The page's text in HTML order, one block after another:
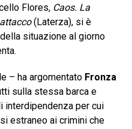
Flores, Caos. La
(Laterza), si è
situazione al giorno
– ha argomentato Fronza
sulla stessa barca e
interdipendenza per cui
estraneo ai crimini che